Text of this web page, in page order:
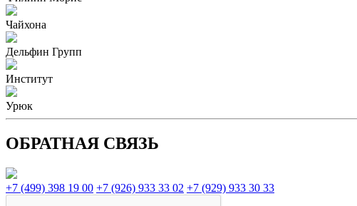
Чайхона
Дельфин Групп
Институт
Урюк
ОБРАТНАЯ СВЯЗЬ
+7 (499) 398 19 00 +7 (926) 933 33 02 +7 (929) 933 30 33